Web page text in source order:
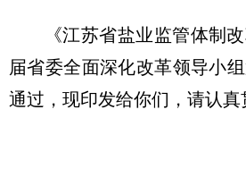
《江苏省盐业监管体制
届省委全面深化改革领导小
通过，现印发给你们，请认真